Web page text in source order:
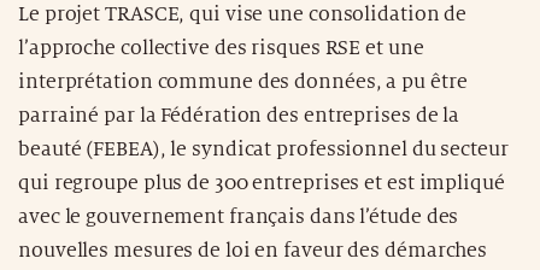
Le projet TRASCE, qui vise une consolidation de
l’approche collective des risques RSE et une
interprétation commune des données, a pu être
parrainé par la Fédération des entreprises de la
beauté (FEBEA), le syndicat professionnel du secteur
qui regroupe plus de 300 entreprises et est impliqué
avec le gouvernement français dans l’étude des
nouvelles mesures de loi en faveur des démarches